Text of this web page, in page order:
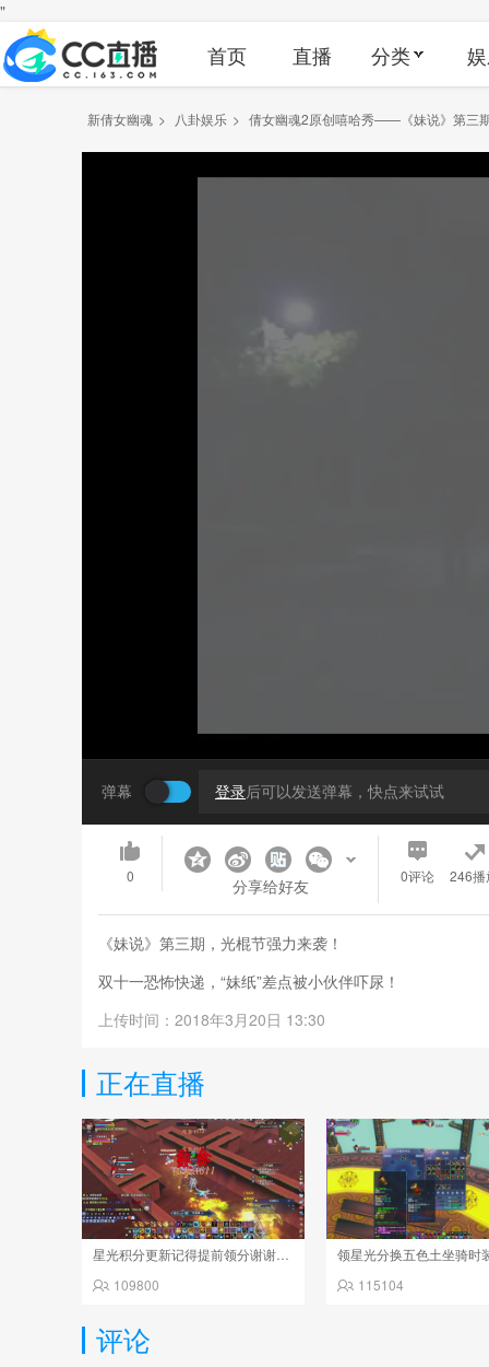
"
首页 直播 分类
新倩女幽魂 > 八卦娱乐 > 倩女幽魂2原创嘻哈秀——《妹说》第三
弹幕 登录后可以发送弹幕，快点来试试
0 分享给好友 0评论 246播
《妹说》第三期，光棍节强力来袭！
双十一恐怖快递，“妹纸”差点被小伙伴吓尿！
单身伤不起呀，妹纸准备去相亲！ 可有女神愿意宠幸奴
上传时间：2018年3月20日 13:30
正在直播
109800
领星光分换五色土坐骑时
115104
评论